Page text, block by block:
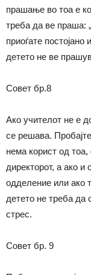
прашање во тоа е
треба да ве праша:
приоѓате
детето не ве
Совет бр.8
Ако учителот не е
се решава.
нема корист од тоа,
директорот, а ако и
одделение или ако
детето не треба да
стрес.
Совет бр. 9